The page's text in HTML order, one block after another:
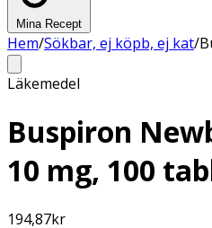
Mina Recept
Hem/Sökbar, ej köpb, ej kat/
Läkemedel
Buspiron
10 mg, 100
194,87kr